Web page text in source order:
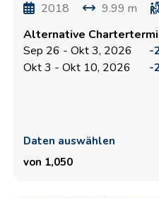
2018 9.99 m
Alternative
Sep 26 - Okt 3, 2026
-
Okt 3 - Okt 10, 2026
-
Daten auswählen
von 1,050